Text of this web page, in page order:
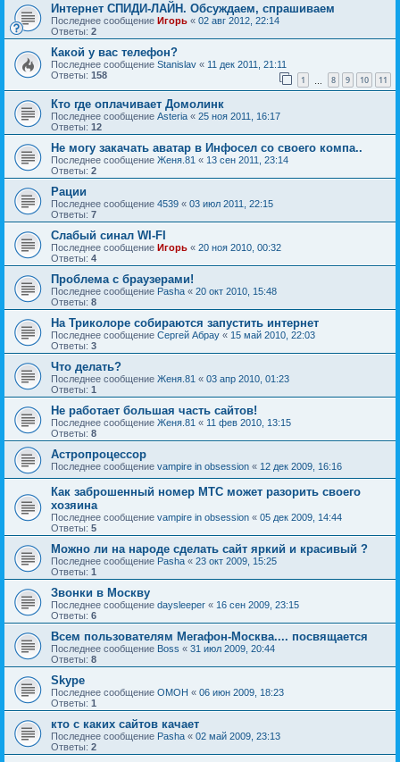
Интернет СПИДИ-ЛАЙН. Обсуждаем, спрашиваем
Последнее сообщение Игорь « 02 авг 2012, 22:14
Ответы: 2
Какой у вас телефон?
Последнее сообщение Stanislav « 11 дек 2011, 21:11
Ответы: 158 1 8 9 10 11
Кто где оплачивает Домолинк
Последнее сообщение Asteria « 25 ноя 2011, 16:17
Ответы: 12
Не могу закачать аватар в Инфосел со своего компа..
Последнее сообщение Женя.81 « 13 сен 2011, 23:14
Ответы: 2
Рации
Последнее сообщение 4539 « 03 июл 2011, 22:15
Ответы: 7
Слабый синал WI-FI
Последнее сообщение Игорь « 20 ноя 2010, 00:32
Ответы: 4
Проблема с браузерами!
Последнее сообщение Pasha « 20 окт 2010, 15:48
Ответы: 8
На Триколоре собираются запустить интернет
Последнее сообщение Сергей Абрау « 15 май 2010, 22:03
Ответы: 3
Что делать?
Последнее сообщение Женя.81 « 03 апр 2010, 01:23
Ответы: 1
Не работает большая часть сайтов!
Последнее сообщение Женя.81 « 11 фев 2010, 13:15
Ответы: 8
Астропроцессор
Последнее сообщение vampire in obsession « 12 дек 2009, 16:16
Как заброшенный номер МТС может разорить своего
хозяина
Последнее сообщение vampire in obsession « 05 дек 2009, 14:44
Ответы: 5
Можно ли на народе сделать сайт яркий и красивый ?
Последнее сообщение Pasha « 23 окт 2009, 15:25
Ответы: 1
Звонки в Москву
Последнее сообщение daysleeper « 16 сен 2009, 23:15
Ответы: 6
Всем пользователям Мегафон-Москва.... посвящается
Последнее сообщение Boss « 31 июл 2009, 20:44
Ответы: 8
Skype
Последнее сообщение OMOH « 06 июн 2009, 18:23
Ответы: 1
кто с каких сайтов качает
Последнее сообщение Pasha « 02 май 2009, 23:13
Ответы: 2